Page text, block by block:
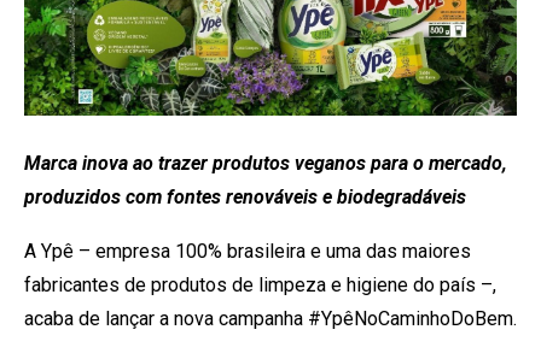
Marca inova ao trazer produtos veganos para o mercado,
produzidos com fontes renováveis e biodegradáveis
A Ypê – empresa 100% brasileira e uma das maiores
fabricantes de produtos de limpeza e higiene do país –,
acaba de lançar a nova campanha #YpêNoCaminhoDoBem.